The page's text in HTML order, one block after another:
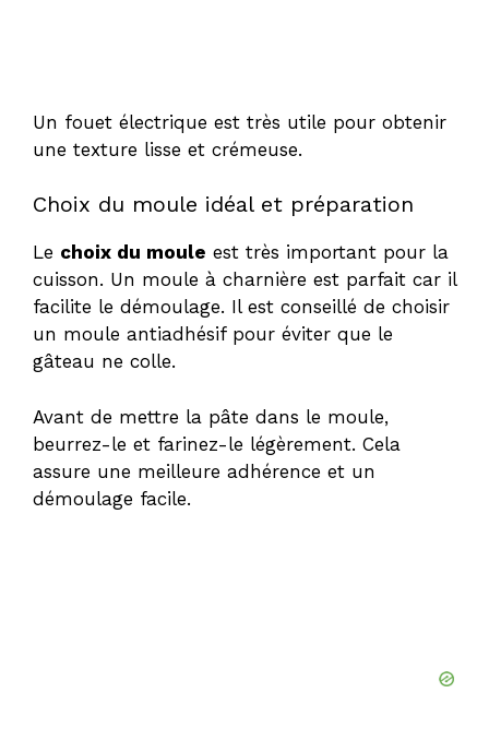
Un fouet électrique est très utile pour obtenir
une texture lisse et crémeuse.
Choix du moule idéal et préparation
Le choix du moule est très important pour la
cuisson. Un moule à charnière est parfait car il
facilite le démoulage. Il est conseillé de choisir
un moule antiadhésif pour éviter que le
gâteau ne colle.
Avant de mettre la pâte dans le moule,
beurrez-le et farinez-le légèrement. Cela
assure une meilleure adhérence et un
démoulage facile.